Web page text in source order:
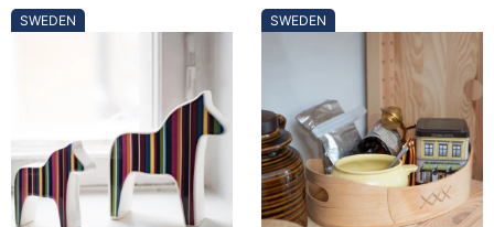
SWEDEN SWEDEN